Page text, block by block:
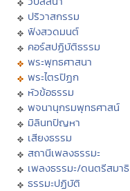
ปริวาสกรรม
ฟังสวดมนต์
คอร์สปฏิบัติธรรม
พระพุทธศาสนา
พระไตรปิฏก
หัวข้อธรรม
พจนานุกรมพุทธศาสน์
มิลินทปัญหา
เสียงธรรม
สถานีเพลงธรรมะ
เพลงธรรมะ/ดนตรีสมาธิ
ธรรมะปฏิบัติ